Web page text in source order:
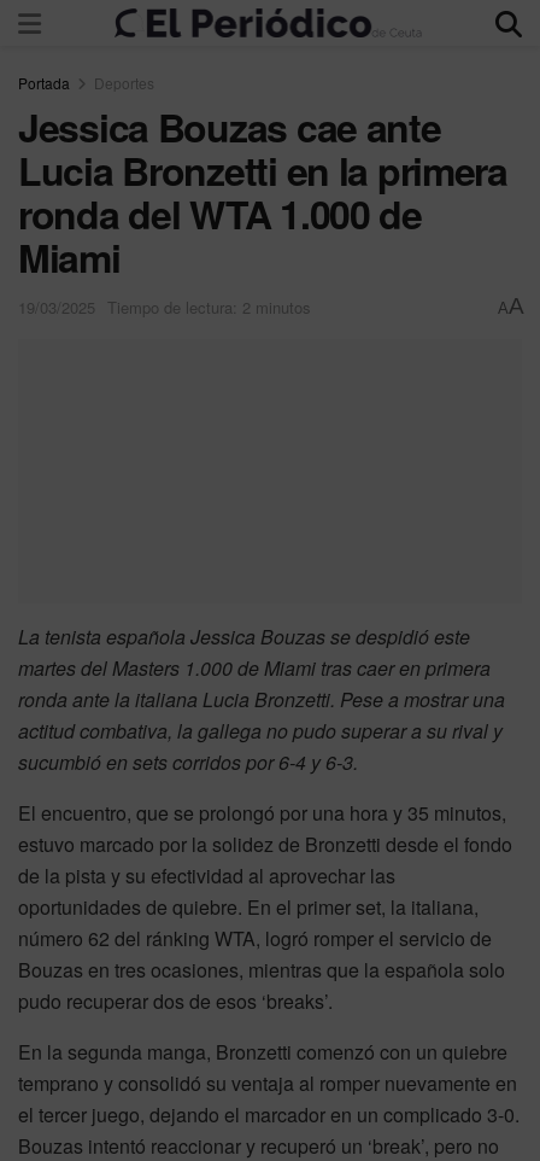
Portada Deportes
Jessica Bouzas cae ante
Lucia Bronzetti en la primera
ronda del WTA 1.000 de
Miami
19/03/2025 Tiempo de lectura: 2 minutos AA
La tenista española Jessica Bouzas se despidió este
martes del Masters 1.000 de Miami tras caer en primera
ronda ante la italiana Lucia Bronzetti. Pese a mostrar una
actitud combativa, la gallega no pudo superar a su rival y
sucumbió en sets corridos por 6-4 y 6-3.
El encuentro, que se prolongó por una hora y 35 minutos,
estuvo marcado por la solidez de Bronzetti desde el fondo
de la pista y su efectividad al aprovechar las
oportunidades de quiebre. En el primer set, la italiana,
número 62 del ránking WTA, logró romper el servicio de
Bouzas en tres ocasiones, mientras que la española solo
pudo recuperar dos de esos ‘breaks’.
En la segunda manga, Bronzetti comenzó con un quiebre
temprano y consolidó su ventaja al romper nuevamente en
el tercer juego, dejando el marcador en un complicado 3-0.
Bouzas intentó reaccionar y recuperó un ‘break’, pero no